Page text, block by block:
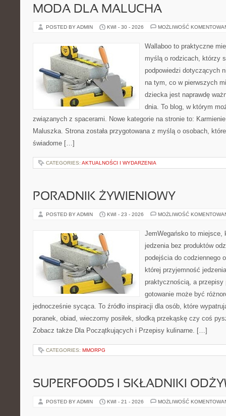
MODA DLA MALUCHA
POSTED BY ADMIN KWI - 30 - 2026 MOŻLIWOŚĆ
Wallaboo to praktyczne
myślą o rodzicach, którzy
podpowiedzi dotyczących
na tym, co w pierwszych
dziecka jest naprawdę
dnia. To blog, w którym
związanych z spacerami. Nowe kategorie na stronie to:
Maluszka. Strona została przygotowana z myślą o osobach,
świadome […]
CATEGORIES: AKTUALNOŚCI I WYDARZENIA
PORADNIK ŻYWIENIOWY
POSTED BY ADMIN KWI - 23 - 2026 MOŻLIWOŚĆ
JemWegańsko to miejsce,
jedzenia bez produktów
podejścia do codziennego
której przyjemność
praktycznością, a przepisy
gotowanie może być
jednocześnie sycąca. To źródło inspiracji dla osób, które
poranek, obiad, wieczorny posiłek, słodką przekąskę czy coś
Zobacz także Dla Początkujących i Przepisy kulinarne. […]
CATEGORIES: MMORPG
SUPERFOODS I SKŁADNIKI
POSTED BY ADMIN KWI - 21 - 2026 MOŻLIWOŚĆ